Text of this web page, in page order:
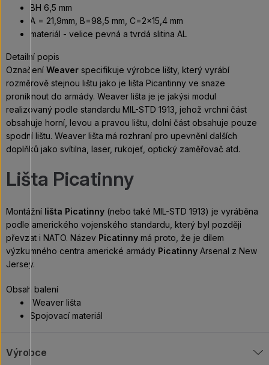
BH 6,5 mm
A = 21,9mm, B=98,5 mm, C=2x15,4 mm
materiál - velice pevná a tvrdá slitina AL
Detailní popis
Označení Weaver specifikuje výrobce lišty, který vyrábí
rozměrově stejnou lištu jako je lišta Picantinny ve snaze
proniknout do armády. Weaver lišta je je jakýsi modul
realizovaný podle standardu MIL-STD 1913, jehož vrchní část
obsahuje horní, levou a pravou lištu, dolní část obsahuje pouze
spodní lištu. Weaver lišta má rozhraní pro upevnění dalších
doplňků jako svítilna, laser, rukojeť, optický zaměřovač atd.
Lišta Picatinny
Montážní lišta Picatinny (nebo také MIL-STD 1913) je vyráběna
podle amerického vojenského standardu, který byl později
převzat i NATO. Název Picatinny má proto, že je dílem
výzkumného centra americké armády Picatinny Arsenal z New
Jersey.
Obsah balení
Weaver lišta
Spojovací materiál
Výrobce